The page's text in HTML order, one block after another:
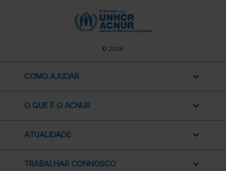
© 2026
COMO AJUDAR
O QUE É O ACNUR
ATUALIDADE
TRABALHAR CONNOSCO